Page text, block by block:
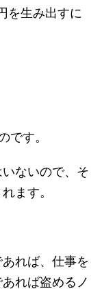
を生み出すに
です。
ないので、そ
ます。
れば、仕事を
れば盗めるノ